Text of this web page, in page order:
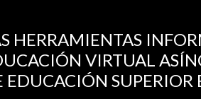
HERRAMIENTAS
VIRTUAL
EDUCACIÓN SUPERIOR